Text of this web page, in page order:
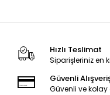
Hızlı Teslimat
Siparişleriniz en
Güvenli
Güvenli ve